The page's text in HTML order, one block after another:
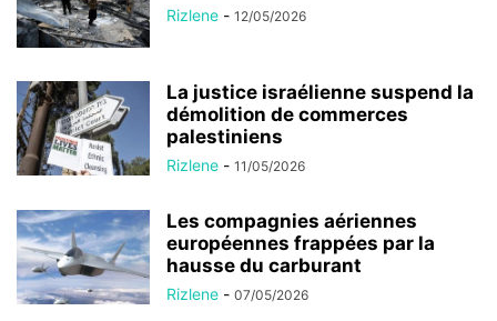
Rizlene - 12/05/2026
La justice israélienne suspend la
démolition de commerces
palestiniens
Rizlene - 11/05/2026
Les compagnies aériennes
européennes frappées par la
hausse du carburant
Rizlene - 07/05/2026